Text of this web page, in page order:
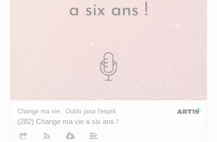
Change ma vie : Outils pour l'esprit
(282) Change ma vie a six ans !